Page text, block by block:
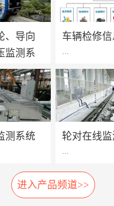
、导向
监测系
统用于实
轮、导向
压及温度
预报及报
系统组
· 安装在
稳定轮气门
车辆检修
方案价值 · 提
系统将车辆维
高设备可靠
设备健康状态
延长车辆设备
· 提升员工生
过系统设定各
测系统
统是一种
动化、动态
轮对在线
轮对在线检测
站端或车辆段
进入产品频道>>